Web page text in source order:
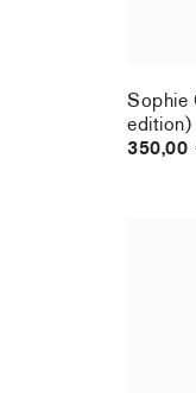
Sophie
edition)
350,00